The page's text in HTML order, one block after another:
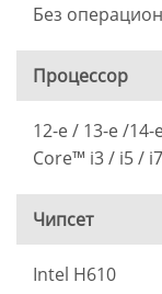
Без
Процессор
12-е / 13-e /
Core™ i3 / i5 /
Чипсет
Intel H610